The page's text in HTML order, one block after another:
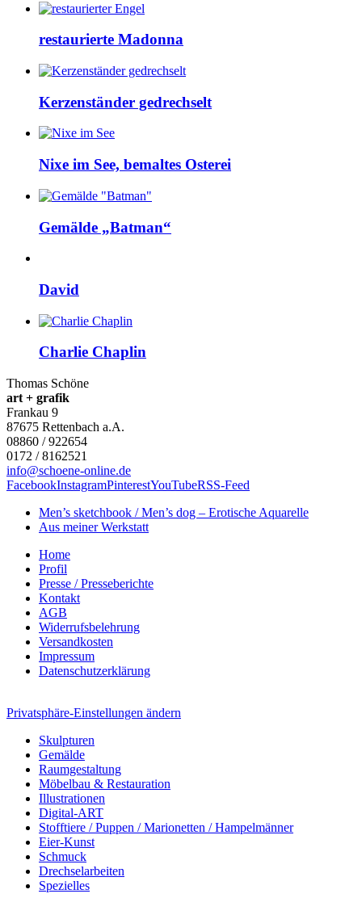
restaurierte Madonna
Kerzenständer gedrechselt
Nixe im See, bemaltes Osterei
Gemälde „Batman“
David
Charlie Chaplin
Thomas Schöne
art + grafik
Frankau 9
87675 Rettenbach a.A.
08860 / 922654
0172 / 8162521
info@schoene-online.de
FacebookInstagramPinterestYouTubeRSS-Feed
Men’s sketchbook / Men’s dog – Erotische Aquarelle
Aus meiner Werkstatt
Home
Profil
Presse / Presseberichte
Kontakt
AGB
Widerrufsbelehrung
Versandkosten
Impressum
Datenschutzerklärung
Privatsphäre-Einstellungen ändern
Skulpturen
Gemälde
Raumgestaltung
Möbelbau & Restauration
Illustrationen
Digital-ART
Stofftiere / Puppen / Marionetten / Hampelmänner
Eier-Kunst
Schmuck
Drechselarbeiten
Spezielles